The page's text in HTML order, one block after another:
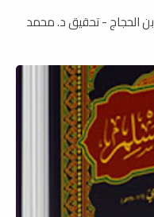
بن الحجاج - تحقيق د. محمد